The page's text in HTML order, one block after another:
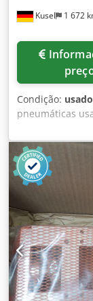
Kusel 1 672
Condição: usado
pneumáticas
série VSVA.
válvulas Tipo de
de válvulas: 5
Tensão nominal:
Chedpfx
Tipo de
de aplicação:
Estado: Usado